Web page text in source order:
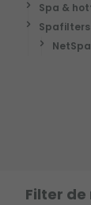
Spa &
Spafilters
NetSpa
Filter